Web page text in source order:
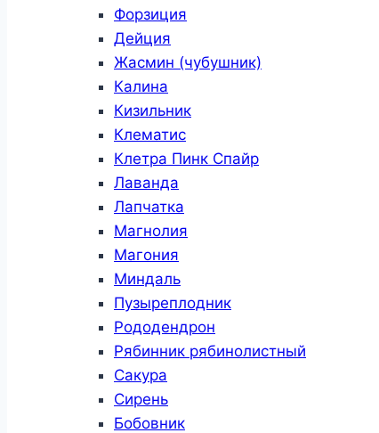
Форзиция
Дейция
Жасмин (чубушник)
Калина
Кизильник
Клематис
Клетра Пинк Спайр
Лаванда
Лапчатка
Магнолия
Магония
Миндаль
Пузыреплодник
Рододендрон
Рябинник рябинолистный
Сакура
Сирень
Бобовник